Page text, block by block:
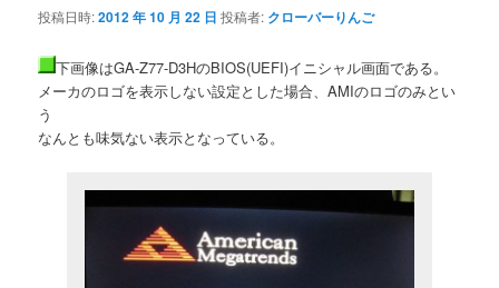
投稿日時:2012 年 10 月 22 日 投稿者: クローバーりんご
下画像はGA-Z77-D3HのBIOS(UEFI)イニシャル画面である。
メーカのロゴを表示しない設定とした場合、AMIのロゴのみとい
う
なんとも味気ない表示となっている。